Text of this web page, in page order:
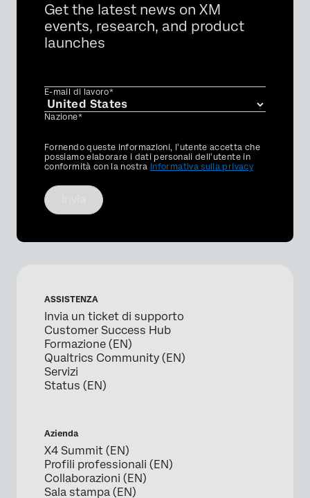
Get the latest news on XM
events, research, and product
launches
E-mail di lavoro*
Nazione*
Privacy
Optin
Fornendo queste informazioni, l'utente accetta che
possiamo elaborare i dati personali dell'utente in
conformità con la nostra Informativa sulla privacy
ASSISTENZA
Invia un ticket di supporto
Customer Success Hub
Formazione (EN)
Qualtrics Community (EN)
Servizi
Status (EN)
Azienda
X4 Summit (EN)
Profili professionali (EN)
Collaborazioni (EN)
Sala stampa (EN)